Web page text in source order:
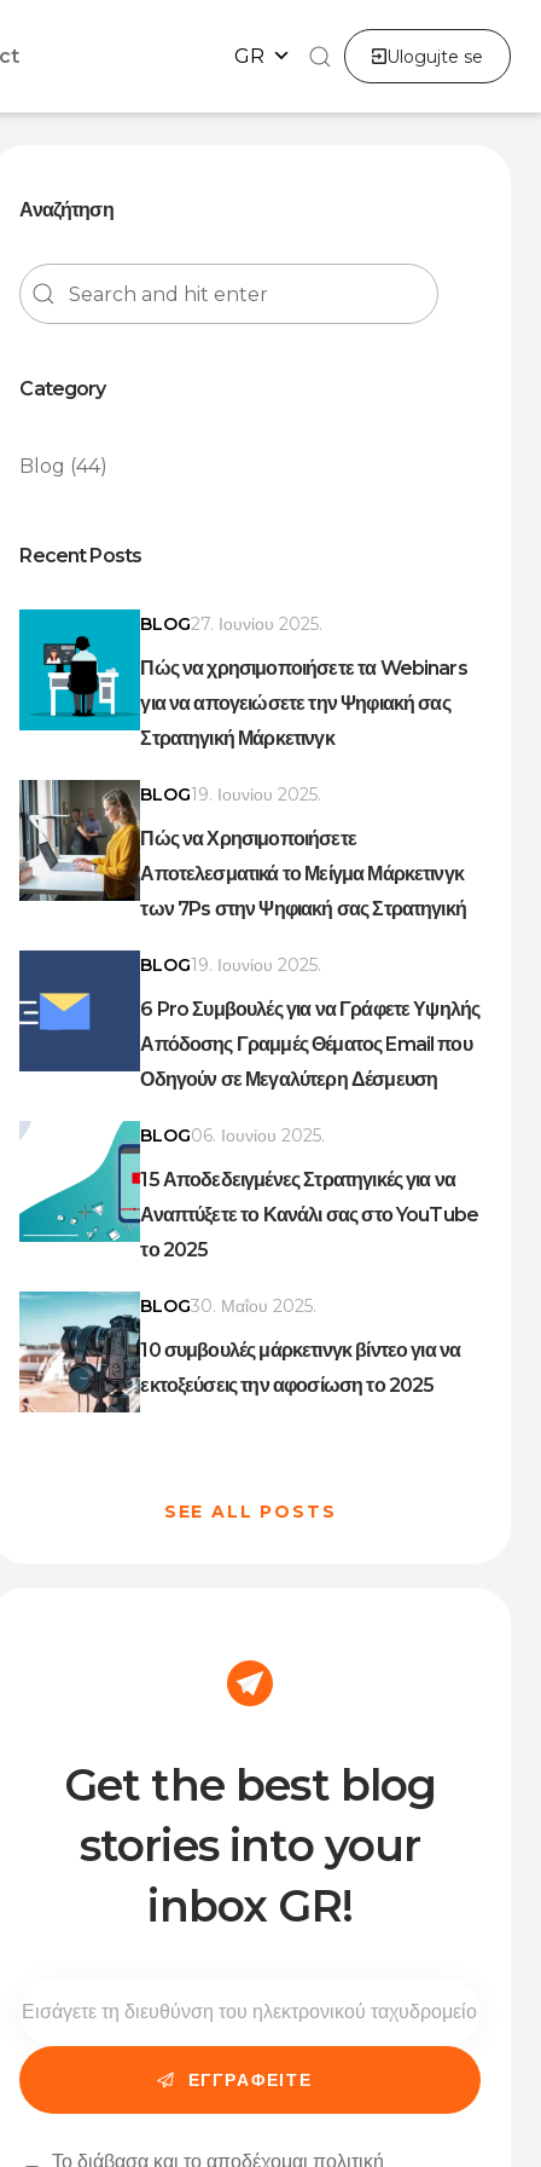
GR Ulogujte se
Αναζήτηση
Category
Blog (44)
Recent Posts
BLOG27. Ιουνίου 2025.
Πώς να χρησιμοποιήσετε τα Webinars
για να απογειώσετε την Ψηφιακή σας
Στρατηγική Μάρκετινγκ
BLOG19. Ιουνίου 2025.
Πώς να Χρησιμοποιήσετε
Αποτελεσματικά το Μείγμα Μάρκετινγκ
των 7Ps στην Ψηφιακή σας Στρατηγική
BLOG19. Ιουνίου 2025.
6 Pro Συμβουλές για να Γράφετε Υψηλής
Απόδοσης Γραμμές Θέματος Email που
Οδηγούν σε Μεγαλύτερη Δέσμευση
BLOG06. Ιουνίου 2025.
15 Αποδεδειγμένες Στρατηγικές για να
Αναπτύξετε το Κανάλι σας στο YouTube
το 2025
BLOG30. Μαΐου 2025.
10 συμβουλές μάρκετινγκ βίντεο για να
εκτοξεύσεις την αφοσίωση το 2025
SEE ALL POSTS
Get the best blog
stories into your
inbox GR!
Το διάβασα και το αποδέχομαιπολιτική